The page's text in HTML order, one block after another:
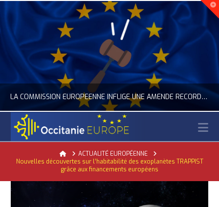
LA COMMISSION EUROPÉENNE INFLIGE UNE AMENDE RECORD À GOOGLE
ACTUALITÉ DE L'UNION EUROPÉENNE, ACTUALITÉ DE LA REPRÉSENTATION D’OCCITANIE EUROPE, NUMÉRIQUE- DIGITAL
JUILLET 24, 2026
HomeACTUALITÉ EUROPÉENNE
Nouvelles découvertes sur l’habitabilité des exoplanètes TRAPPIST
grâce aux financements européens